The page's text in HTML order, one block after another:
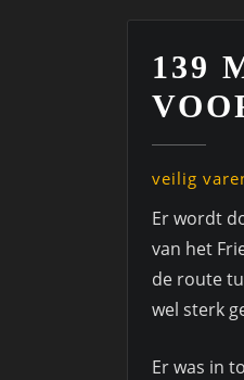
139
veilig
Er wordt
van het
de route
wel sterk
Er was in